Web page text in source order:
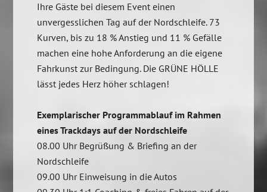
Ihre Gäste bei diesem Event einen
unvergesslichen Tag auf der Nordschleife. 73
Kurven, bis zu 18 % Anstieg und 11 % Gefälle
machen eine hohe Anforderung an die eigene
Fahrkunst zur Bedingung. Die GRÜNE HÖLLE
lässt jedes Herz höher schlagen!
Exemplarischer Programmablauf im Rahmen
eines Trackdays auf der Nordschleife
08.00 Uhr Begrüßung & Briefing an der
Nordschleife
09.00 Uhr Einweisung in die Autos